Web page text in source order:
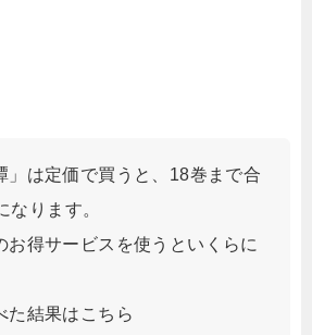
」は定価で買うと、18巻まで合
なります。
お得サービスを使うといくらに
た結果はこちら